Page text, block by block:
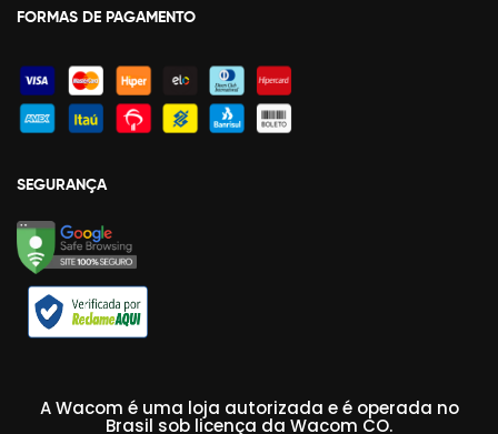
FORMAS DE PAGAMENTO
SEGURANÇA
A Wacom é uma loja autorizada e é operada no
Brasil sob licença da Wacom CO.